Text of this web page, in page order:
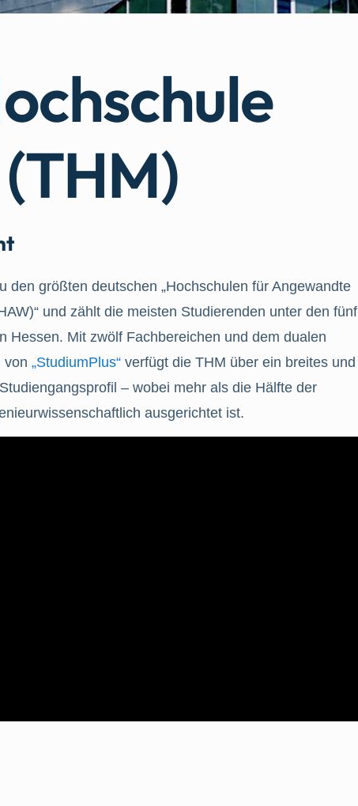
den größten deutschen „Hochschulen für Angewandte
und zählt die meisten Studierenden unter den fünf
Hessen. Mit zwölf Fachbereichen und dem dualen
von „StudiumPlus“ verfügt die THM über ein breites und
– wobei mehr als die Hälfte der
ausgerichtet ist.